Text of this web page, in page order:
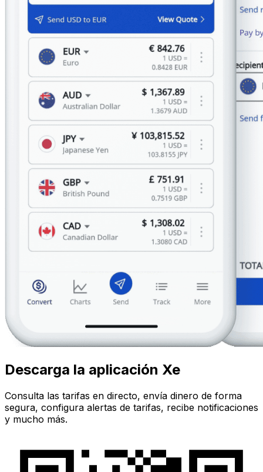
Descarga la aplicación Xe
Consulta las tarifas en directo, envía dinero de forma
segura, configura alertas de tarifas, recibe notificaciones
y mucho más.